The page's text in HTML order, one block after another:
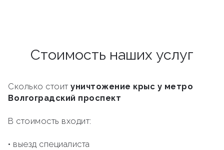
Стоимость наших услуг
Сколько стоит уничтожение крыс у метро
Волгоградский проспект
В стоимость входит:
• выезд специалиста